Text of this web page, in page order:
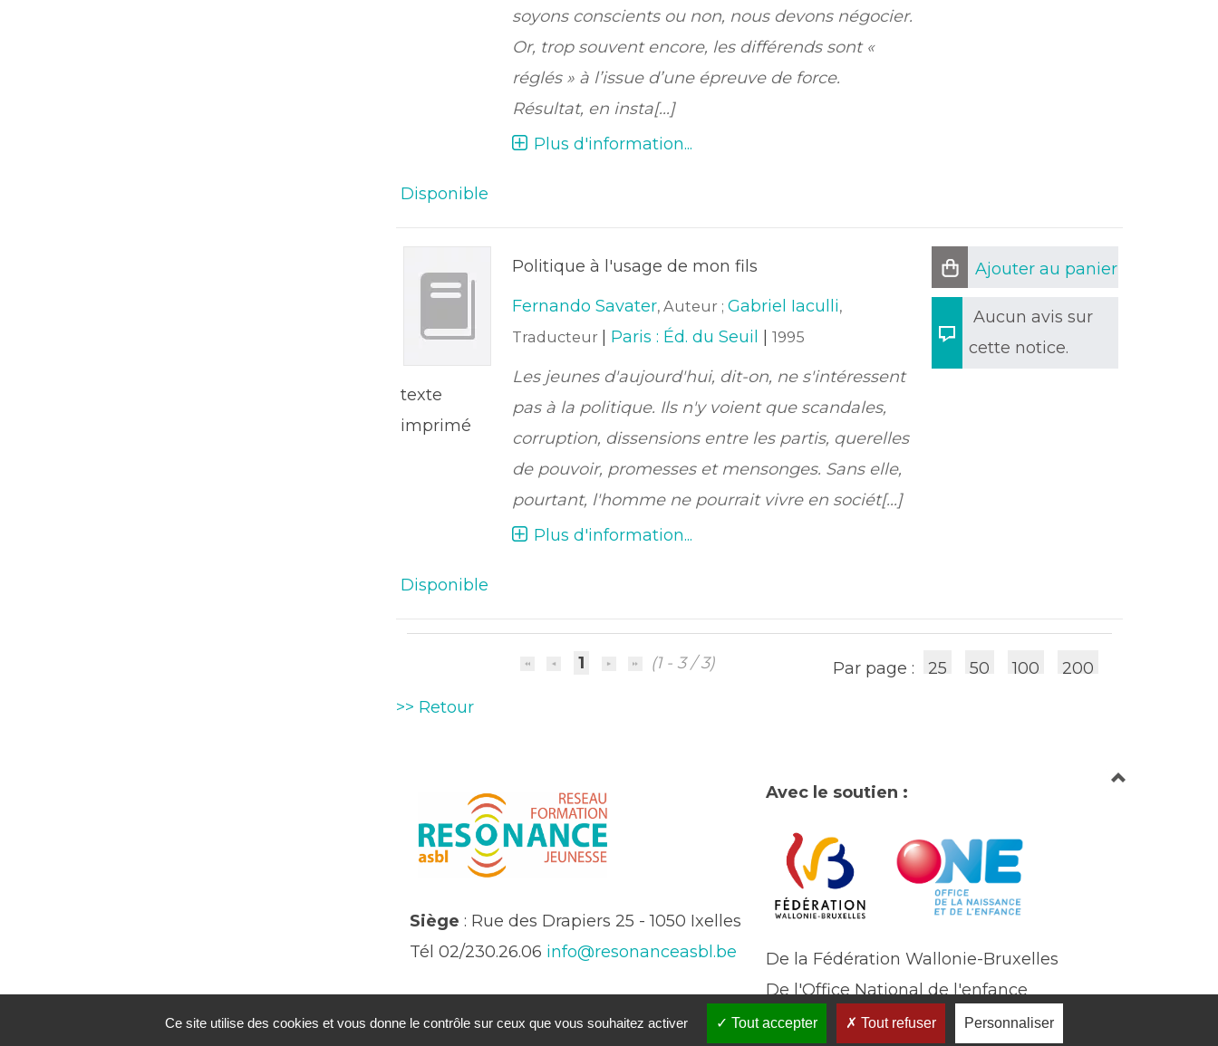
soyons conscients ou non, nous devons négocier.
Or, trop souvent encore, les différends sont «
réglés » à l’issue d’une épreuve de force.
Résultat, en insta[...]
Plus d'information...
Disponible
texte
imprimé
Politique à l'usage de mon fils
Fernando Savater, Auteur ; Gabriel Iaculli,
Traducteur
Paris : Éd. du Seuil 1995
Les jeunes d'aujourd'hui, dit-on, ne s'intéressent
pas à la politique. Ils n'y voient que scandales,
corruption, dissensions entre les partis, querelles
de pouvoir, promesses et mensonges. Sans elle,
pourtant, l'homme ne pourrait vivre en sociét[...]
Plus d'information...
Ajouter au panier
Aucun avis sur
cette notice.
Disponible
1 (1 - 3 / 3) Par page : 25 50 100
200
>> Retour
Siège : Rue des Drapiers 25 - 1050 Ixelles
Tél 02/230.26.06 info@resonanceasbl.be
Avec le soutien :
De la Fédération Wallonie-Bruxelles
De l'Office National de l'enfance
Ce site utilise des cookies et vous donne le contrôle sur ceux que vous souhaitez activer Tout accepter Tout refuser Personnaliser